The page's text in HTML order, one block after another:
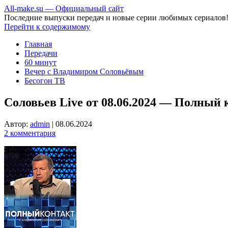
All-make.su — Официальный сайт
Последние выпуски передач и новые серии любимых сериалов!
Перейти к содержимому
Главная
Передачи
60 минут
Вечер с Владимиром Соловьёвым
Бесогон ТВ
Соловьев Live от 08.06.2024 — Полный
Автор: admin | 08.06.2024
2 комментария